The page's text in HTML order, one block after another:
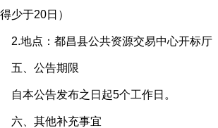
少于20日）
地点：都昌县公共资源交易中心开标厅
、公告期限
本公告发布之日起5个工作日。
、其他补充事宜